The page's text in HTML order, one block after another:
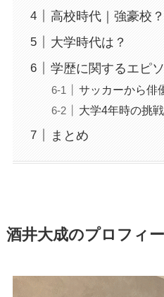
高校時代｜強豪校？
大学時代は？
学歴に関するエピ
サッカーから俳
大学4年時の挑戦
まとめ
酒井大成のプロフィ